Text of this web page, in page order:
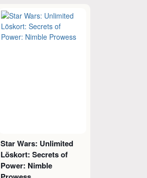
Star Wars: Unlimited
Löskort: Secrets of
Power: Nimble